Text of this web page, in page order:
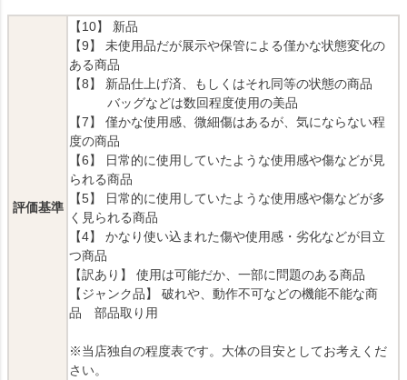
評価基準
【10】 新品
【9】 未使用品だが展示や保管による僅かな状態変化の
ある商品
【8】 新品仕上げ済、もしくはそれ同等の状態の商品
バッグなどは数回程度使用の美品
【7】 僅かな使用感、微細傷はあるが、気にならない程
度の商品
【6】 日常的に使用していたような使用感や傷などが見
られる商品
【5】 日常的に使用していたような使用感や傷などが多
く見られる商品
【4】 かなり使い込まれた傷や使用感・劣化などが目立
つ商品
【訳あり】 使用は可能だか、一部に問題のある商品
【ジャンク品】 破れや、動作不可などの機能不能な商
品 部品取り用
※当店独自の程度表です。大体の目安としてお考えくだ
さい。